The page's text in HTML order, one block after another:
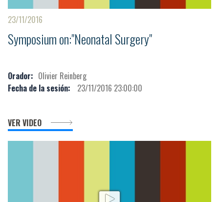
23/11/2016
Symposium on:"Neonatal Surgery"
Orador: Olivier Reinberg
Fecha de la sesión:
23/11/2016 23:00:00
VER VIDEO